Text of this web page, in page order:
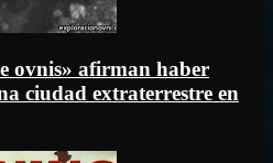
ovnis» afirman haber
ciudad extraterrestre en